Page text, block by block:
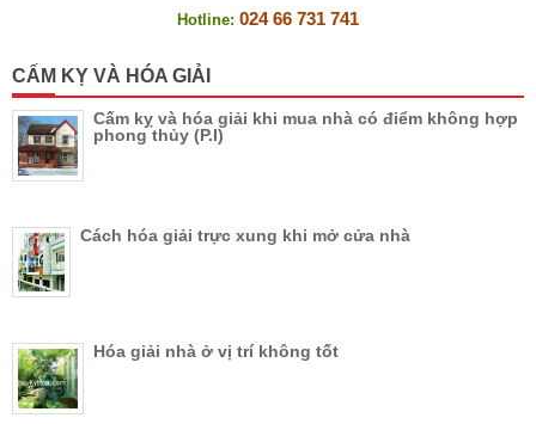
Hotline: 024 66 731 741
CẤM KỴ VÀ HÓA GIẢI
Cấm kỵ và hóa giải khi mua nhà có điểm không hợp
phong thủy (P.I)
Cách hóa giải trực xung khi mở cửa nhà
Hóa giải nhà ở vị trí không tốt